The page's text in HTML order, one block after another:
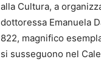
alla Cultura, a
dottoressa Emanuela
822, magnifico
si susseguono nel